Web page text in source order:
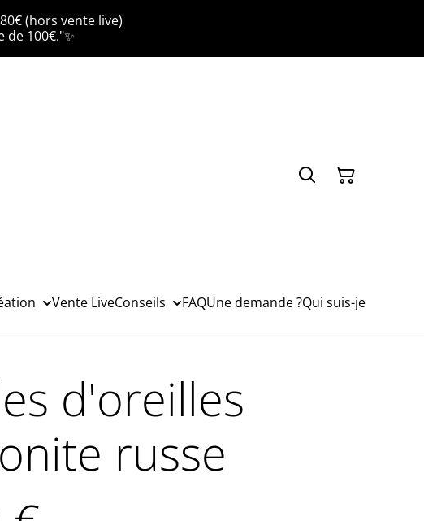
(hors vente live)
100€."✨
Vente LiveConseils FAQUne demande ?Qui suis-je
d'oreilles
russe